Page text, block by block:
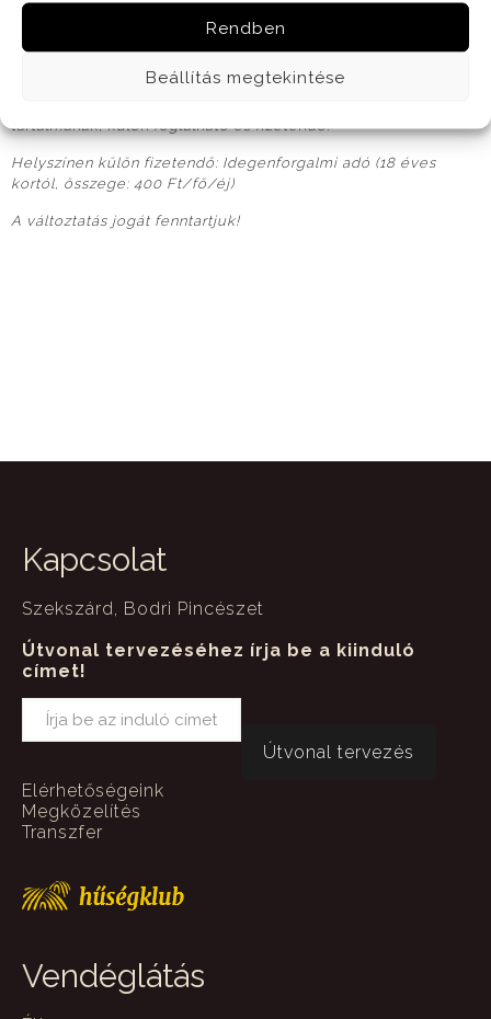
Rendben
Beállítás megtekintése
teljes szobaárat fizető
2 szülővel egy szobában történő elhelyezés, maximum 2
gyermek esetén érvényes.
tartalmának, külön foglalható és fizetendő.
Helyszínen külön fizetendő: Idegenforgalmi adó (18 éves
kortól, összege: 400 Ft/fő/éj)
A változtatás jogát fenntartjuk!
Kapcsolat
Szekszárd, Bodri Pincészet
Útvonal tervezéséhez írja be a kiinduló
címet!
Elérhetőségeink
Megközelítés
Transzfer
Vendéglátás